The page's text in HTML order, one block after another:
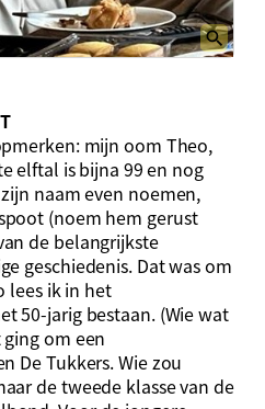
mijn oom Theo,
elftal is bijna 99 en nog
naam even noemen,
(noem hem gerust
de belangrijkste
geschiedenis. Dat was om
lees ik in het
50-jarig bestaan. (Wie wat
om een
De Tukkers. Wie zou
de tweede klasse van de